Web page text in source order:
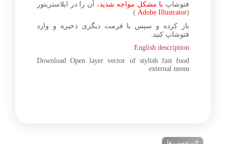
فتوشاپ با مشکل مواجه شدید، آن را در ایلاستریتور
(
Adobe Illustrator
)
باز کرده و سپس با فرمت دیگری ذخیره و وارد
فتوشاپ کنید.
English description:
Download Open layer vector of stylish fast food
external menu
# برچسب ها